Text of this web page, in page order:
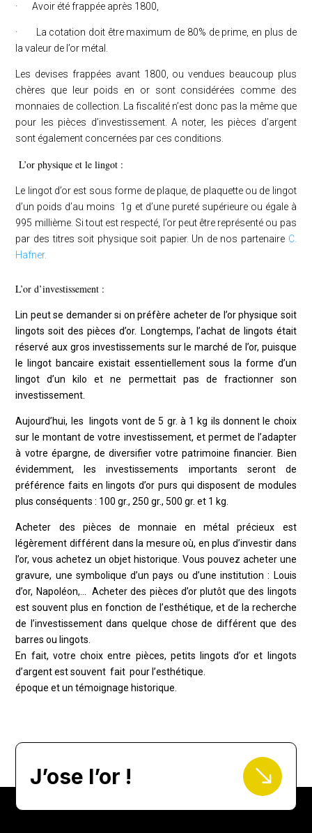
· Avoir été frappée après 1800,
· La cotation doit être maximum de 80% de prime, en plus de
la valeur de l’or métal.
Les devises frappées avant 1800, ou vendues beaucoup plus
chères que leur poids en or sont considérées comme des
monnaies de collection. La fiscalité n’est donc pas la même que
pour les pièces d’investissement. A noter, les pièces d’argent
sont également concernées par ces conditions.
L’or physique et le lingot :
Le lingot d’or est sous forme de plaque, de plaquette ou de lingot
d’un poids d’au moins 1g et d’une pureté supérieure ou égale à
995 millième. Si tout est respecté, l’or peut être représenté ou pas
par des titres soit physique soit papier. Un de nos partenaire C.
Hafner.
L’or d’investissement :
Lin peut se demander si on préfère acheter de l’or physique soit
lingots soit des pièces d’or. Longtemps, l’achat de lingots était
réservé aux gros investissements sur le marché de l’or, puisque
le lingot bancaire existait essentiellement sous la forme d’un
lingot d’un kilo et ne permettait pas de fractionner son
investissement.
Aujourd’hui, les lingots vont de 5 gr. à 1 kg ils donnent le choix
sur le montant de votre investissement, et permet de l’adapter
à votre épargne, de diversifier votre patrimoine financier. Bien
évidemment, les investissements importants seront de
préférence faits en lingots d’or purs qui disposent de modules
plus conséquents : 100 gr., 250 gr., 500 gr. et 1 kg.
Acheter des pièces de monnaie en métal précieux est
légèrement différent dans la mesure où, en plus d’investir dans
l’or, vous achetez un objet historique. Vous pouvez acheter une
gravure, une symbolique d’un pays ou d’une institution : Louis
d’or, Napoléon,… Acheter des pièces d’or plutôt que des lingots
est souvent plus en fonction de l’esthétique, et de la recherche
de l’investissement dans quelque chose de différent que des
barres ou lingots.
En fait, votre choix entre pièces, petits lingots d’or et lingots
d’argent est souvent fait pour l’esthétique.
époque et un témoignage historique.
J’ose l’or ! $